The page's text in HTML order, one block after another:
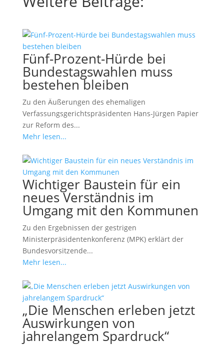
Fünf-Prozent-Hürde bei
Bundestagswahlen muss
bestehen bleiben
Zu den Äußerungen des ehemaligen
Verfassungsgerichtspräsidenten Hans-Jürgen Papier
zur Reform des...
Mehr lesen...
Wichtiger Baustein für ein
neues Verständnis im
Umgang mit den Kommunen
Zu den Ergebnissen der gestrigen
Ministerpräsidentenkonferenz (MPK) erklärt der
Bundesvorsitzende...
Mehr lesen...
„Die Menschen erleben jetzt
Auswirkungen von
jahrelangem Spardruck“